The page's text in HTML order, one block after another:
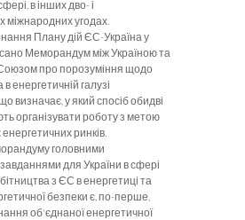
в інших дво- і
міжнародних угодах.
Плану дій ЄС-Україна у
Меморандум між Україною та
про порозуміння щодо
енергетичній галузі
визначає, у який спосіб обидві
організувати роботу з метою
ринків.
головними
для України в сфері
з ЄС в енергетиці та
безпеки є, по-перше,
об'єднаної енергетичної